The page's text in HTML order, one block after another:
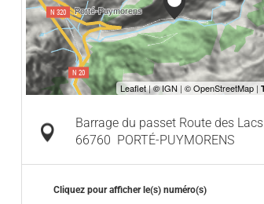
Barrage du passet Route des Lacs
66760 PORTÉ-PUYMORENS
Cliquez pour afficher le(s) numéro(s)